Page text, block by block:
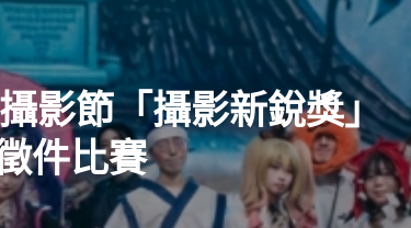
影節「攝影新銳獎」
件比賽